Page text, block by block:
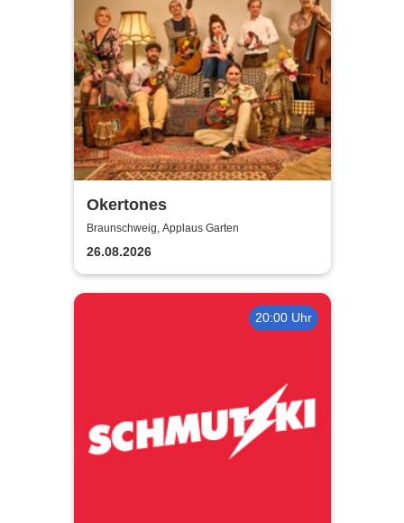
Okertones
Braunschweig, Applaus Garten
26.08.2026
20:00 Uhr